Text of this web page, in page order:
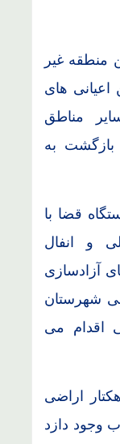
منطقه غیر
اعیانی های
مناطق
به
قضا با
و انفال
آزادسازی
شهرستان
اقدام می
۱۱۲ هزار هکتار اراضی
و سراب وجود دازد